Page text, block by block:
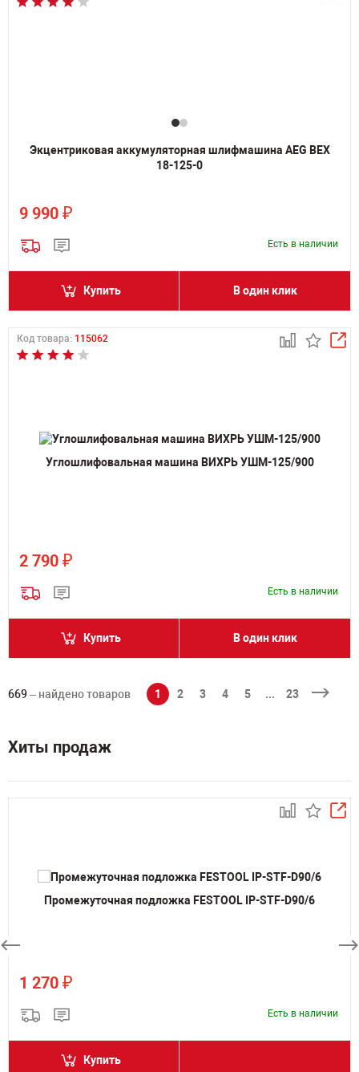
Экцентриковая аккумуляторная шлифмашина AEG BEX
18-125-0
9 990 ₽
Есть в наличии
Купить В один клик
Код товара: 115062
Углошлифовальная машина ВИХРЬ УШМ-125/900
2 790 ₽
Есть в наличии
Купить В один клик
669– найдено товаров 1 2 3 4 5 ... 23
Хиты продаж
Промежуточная подложка FESTOOL IP-STF-D90/6
1 270 ₽
Есть в наличии
Купить